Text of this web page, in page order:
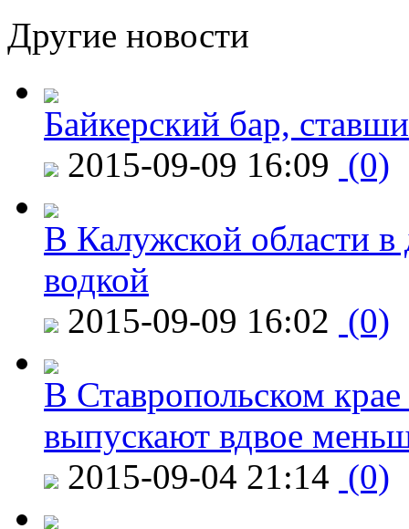
Другие новости
Байкерский бар,
2015-09-09 16:09 (0)
В Калужской области в
водкой
2015-09-09 16:02 (0)
В Ставропольском
выпускают вдвое
2015-09-04 21:14 (0)